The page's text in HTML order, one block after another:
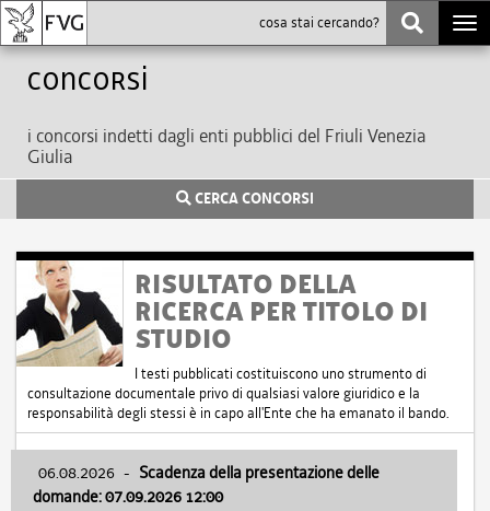
Concorsi
i concorsi indetti dagli enti pubblici del Friuli Venezia
Giulia
CERCA CONCORSI
RISULTATO DELLA
RICERCA PER TITOLO DI
STUDIO
I testi pubblicati costituiscono uno strumento di
consultazione documentale privo di qualsiasi valore giuridico e la
responsabilità degli stessi è in capo all'Ente che ha emanato il bando.
06.08.2026 - Scadenza della presentazione delle
domande: 07.09.2026 12:00